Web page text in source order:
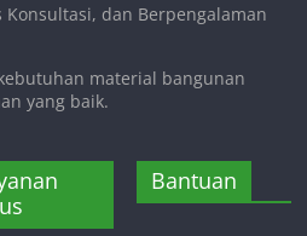
Konsultasi, dan Berpengalaman
material bangunan
yang baik.
Bantuan